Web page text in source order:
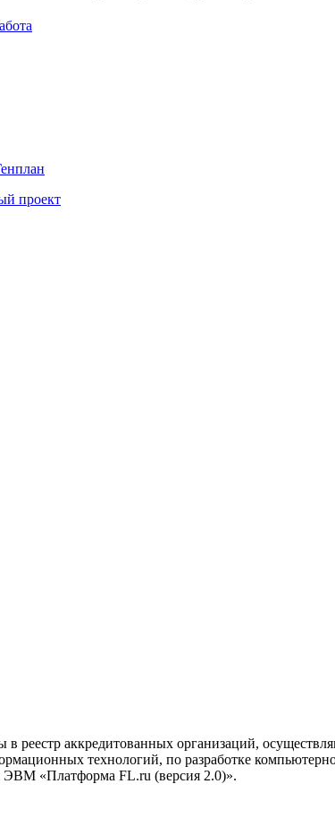
проект
реестр аккредитованных организаций,
технологий, по разработке
ЭВМ «Платформа FL.ru (версия 2.0)».